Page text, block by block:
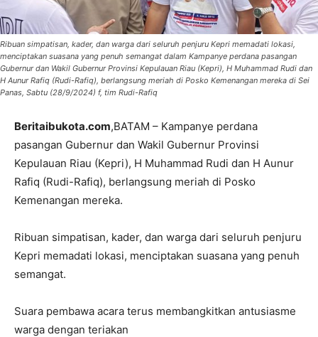
Ribuan simpatisan, kader, dan warga dari seluruh penjuru Kepri memadati lokasi,
menciptakan suasana yang penuh semangat dalam Kampanye perdana pasangan
Gubernur dan Wakil Gubernur Provinsi Kepulauan Riau (Kepri), H Muhammad Rudi dan
H Aunur Rafiq (Rudi-Rafiq), berlangsung meriah di Posko Kemenangan mereka di Sei
Panas, Sabtu (28/9/2024) f, tim Rudi-Rafiq
Beritaibukota.com,BATAM – Kampanye perdana
pasangan Gubernur dan Wakil Gubernur Provinsi
Kepulauan Riau (Kepri), H Muhammad Rudi dan H Aunur
Rafiq (Rudi-Rafiq), berlangsung meriah di Posko
Kemenangan mereka.
Ribuan simpatisan, kader, dan warga dari seluruh penjuru
Kepri memadati lokasi, menciptakan suasana yang penuh
semangat.
Suara pembawa acara terus membangkitkan antusiasme
warga dengan teriakan